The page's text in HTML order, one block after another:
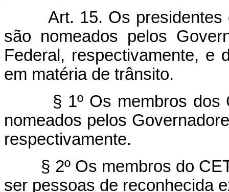
Art. 15. Os presidentes
são nomeados pelos
Federal, respectivamente, e
em matéria de trânsito.
§ 1º Os membros dos
nomeados pelos
respectivamente.
§ 2º Os membros do
ser pessoas de reconhecida